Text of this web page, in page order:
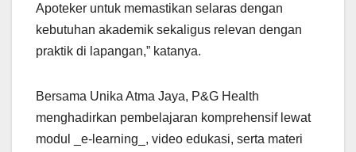
Apoteker untuk memastikan selaras dengan
kebutuhan akademik sekaligus relevan dengan
praktik di lapangan,” katanya.
Bersama Unika Atma Jaya, P&G Health
menghadirkan pembelajaran komprehensif lewat
modul _e-learning_, video edukasi, serta materi